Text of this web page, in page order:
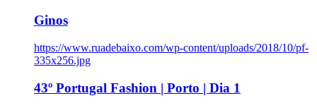
Ginos
https://www.ruadebaixo.com/wp-content/uploads/2018/10/pf-
335x256.jpg
43º Portugal Fashion | Porto | Dia 1